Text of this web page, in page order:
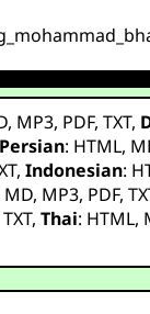
, MP3, PDF,TXT,
Persian: HTML,
,Indonesian:
MD, MP3, PDF,
TXT,Thai: HTML,